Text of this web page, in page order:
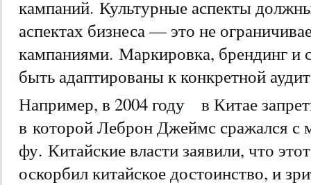
кампаний. Культурные аспекты
аспектах бизнеса — это не
кампаниями. Маркировка, брендинг и
быть адаптированы к конкретной
Например, в 2004 году в Китае
в которой Леброн Джеймс сражался с
фу. Китайские власти заявили, что
оскорбил китайское достоинство, и